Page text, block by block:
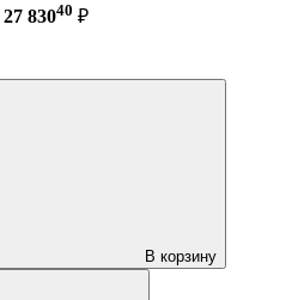
27 83040 ₽
В корзину